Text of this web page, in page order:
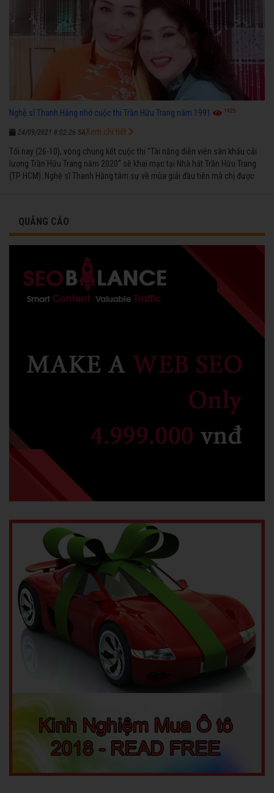
Nghệ sĩ Thanh Hằng nhớ cuộc thi Trần Hữu Trang năm 1991 1925
24/09/2021 8:02:26 SA
Tối nay (26-10), vòng chung kết cuộc thi "Tài năng diễn viên sân khấu cải
lương Trần Hữu Trang năm 2020" sẽ khai mạc tại Nhà hát Trần Hữu Trang
(TP HCM). Nghệ sĩ Thanh Hằng tâm sự về mùa giải đầu tiên mà chị được
Xem chi tiết
QUẢNG CÁO